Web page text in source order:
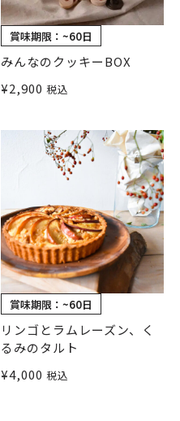
賞味期限： ~60日
みんなのクッキーBOX
¥2,900 税込
賞味期限： ~60日
リンゴとラムレーズン、く
るみのタルト
¥4,000 税込